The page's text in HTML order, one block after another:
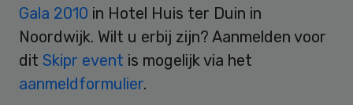
Gala 2010 in Hotel Huis ter Duin in
Noordwijk. Wilt u erbij zijn? Aanmelden voor
dit Skipr event is mogelijk via het
aanmeldformulier.